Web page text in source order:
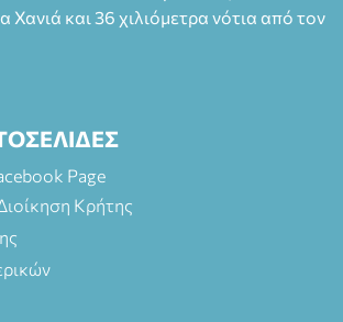
ΕΕ
Χανιά και 36 χιλιόμετρα νότια από τον
Page
Κρήτης